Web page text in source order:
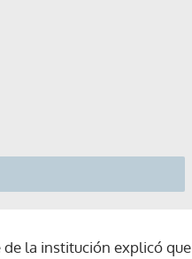
de la institución explicó que